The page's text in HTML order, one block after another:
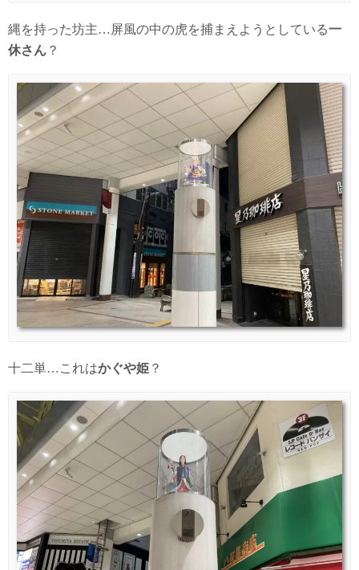
縄を持った坊主…屏風の中の虎を捕まえようとしている一
休さん ？
十二単…これはかぐや姫 ？